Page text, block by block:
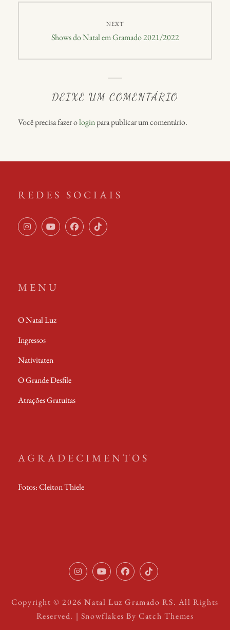
NEXT
Next
Shows do Natal em Gramado 2021/2022
DEIXE UM COMENTÁRIO
Você precisa fazer ologinpara publicar um comentário.
REDES SOCIAIS
MENU
O Natal Luz
Ingressos
Nativitaten
O Grande Desfile
Atrações Gratuitas
AGRADECIMENTOS
Fotos: Cleiton Thiele
Copyright © 2026Natal Luz Gramado RS. All Rights
Reserved. | Snowflakes ByCatch Themes